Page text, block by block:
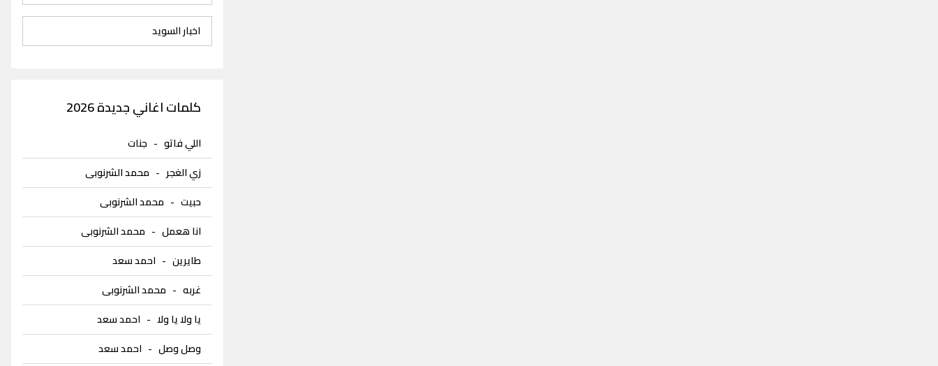
اخبار السويد
كلمات اغاني جديدة 2026
اللي فاتو- جنات
زي الغجر - محمد الشرنوبى
حبيت- محمد الشرنوبى
انا هعمل- محمد الشرنوبى
طايرين- احمد سعد
غربه- محمد الشرنوبى
يا ولا يا ولا- احمد سعد
وصل وصل- احمد سعد